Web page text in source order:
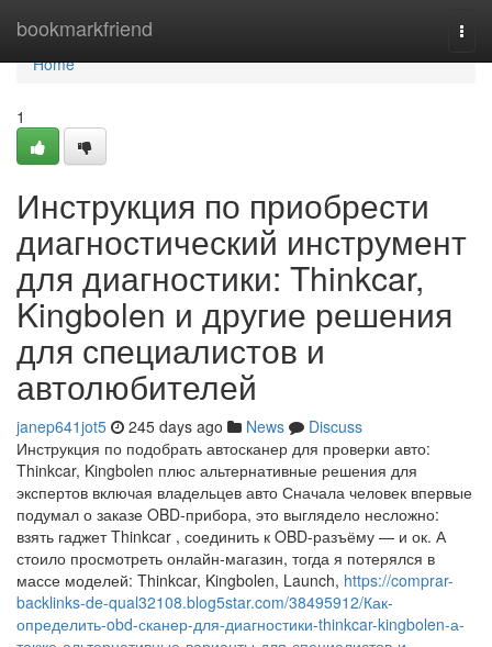
bookmarkfriend
Home
Home
1
Инструкция по приобрести
диагностический инструмент
для диагностики: Thinkcar,
Kingbolen и другие решения
для специалистов и
автолюбителей
janep641jot5 245 days ago News
Discuss
Инструкция по подобрать автосканер для проверки авто:
Thinkcar, Kingbolen плюс альтернативные решения для
экспертов включая владельцев авто Сначала человек впервые
подумал о заказе OBD-прибора, это выглядело несложно:
взять гаджет Thinkcar , соединить к OBD-разъёму — и ок. А
стоило просмотреть онлайн-магазин, тогда я потерялся в
массе моделей: Thinkcar, Kingbolen, Launch, https://comprar-
backlinks-de-qual32108.blog5star.com/38495912/Как-
определить-obd-сканер-для-диагностики-thinkcar-kingbolen-а-